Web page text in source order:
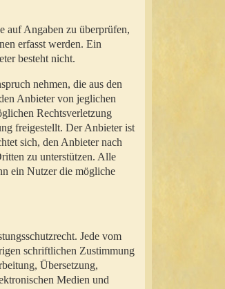
auf Angaben zu überprüfen,
erfasst werden. Ein
besteht nicht.
nehmen, die aus den
Anbieter von jeglichen
Rechtsverletzung
freigestellt. Der Anbieter ist
sich, den Anbieter nach
zu unterstützen. Alle
ein Nutzer die mögliche
Jede vom
schriftlichen Zustimmung
Übersetzung,
Medien und